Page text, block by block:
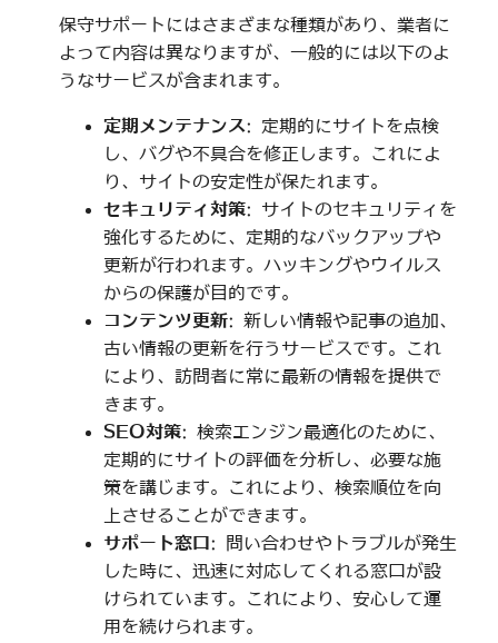
保守サポートにはさまざまな種類があり、業者に
よって内容は異なりますが、一般的には以下のよ
うなサービスが含まれます。
定期メンテナンス: 定期的にサイトを点検
し、バグや不具合を修正します。これによ
り、サイトの安定性が保たれます。
セキュリティ対策: サイトのセキュリティを
強化するために、定期的なバックアップや
更新が行われます。ハッキングやウイルス
からの保護が目的です。
コンテンツ更新: 新しい情報や記事の追加、
古い情報の更新を行うサービスです。これ
により、訪問者に常に最新の情報を提供で
きます。
SEO対策: 検索エンジン最適化のために、
定期的にサイトの評価を分析し、必要な施
策を講じます。これにより、検索順位を向
上させることができます。
サポート窓口 : 問い合わせやトラブルが発生
した時に、迅速に対応してくれる窓口が設
けられています。これにより、安心して運
用を続けられます。